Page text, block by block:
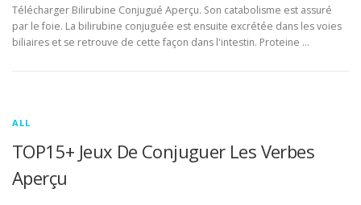
Télécharger Bilirubine Conjugué Aperçu. Son catabolisme est assuré
par le foie. La bilirubine conjuguée est ensuite excrétée dans les voies
biliaires et se retrouve de cette façon dans l'intestin. Proteine …
ALL
TOP15+ Jeux De Conjuguer Les Verbes
Aperçu